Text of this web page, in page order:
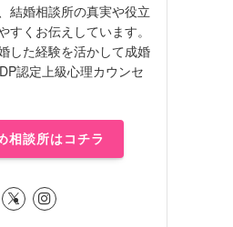
結婚相談所の真実や役立
すくお伝えしています。
した経験を活かして成婚
認定上級心理カウンセ
相談所はコチラ